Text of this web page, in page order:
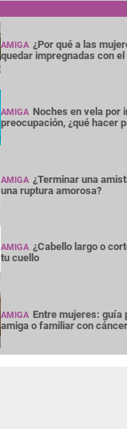
AMIGA ¿Por qué a las
quedar impregnadas con
AMIGA Noches en vela por
preocupación, ¿qué hacer
AMIGA ¿Terminar una
una ruptura amorosa?
AMIGA ¿Cabello largo o
tu cuello
AMIGA Entre mujeres: guía
amiga o familiar con